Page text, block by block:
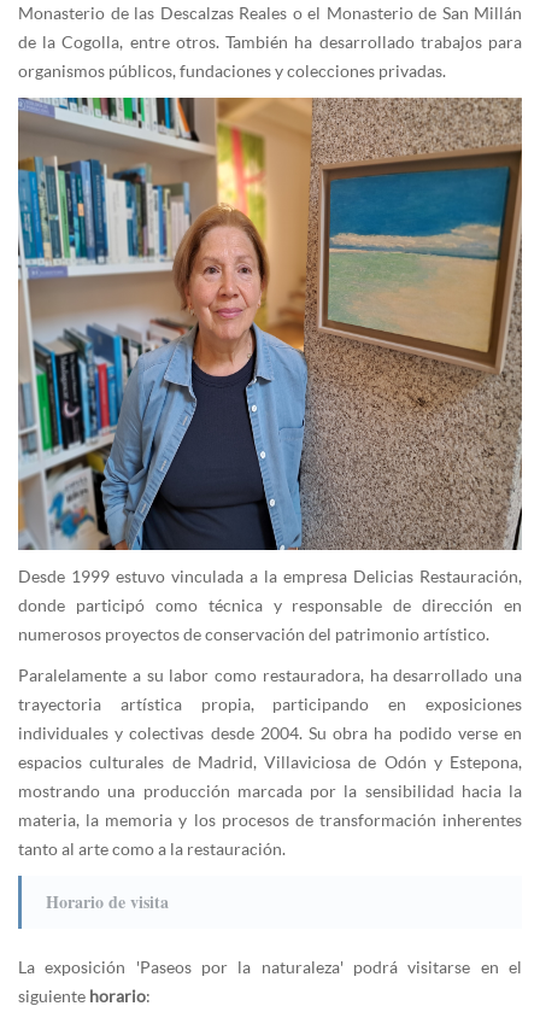
Monasterio de las Descalzas Reales o el Monasterio de San Millán
de la Cogolla, entre otros. También ha desarrollado trabajos para
organismos públicos, fundaciones y colecciones privadas.
Desde 1999 estuvo vinculada a la empresa Delicias Restauración,
donde participó como técnica y responsable de dirección en
numerosos proyectos de conservación del patrimonio artístico.
Paralelamente a su labor como restauradora, ha desarrollado una
trayectoria artística propia, participando en exposiciones
individuales y colectivas desde 2004. Su obra ha podido verse en
espacios culturales de Madrid, Villaviciosa de Odón y Estepona,
mostrando una producción marcada por la sensibilidad hacia la
materia, la memoria y los procesos de transformación inherentes
tanto al arte como a la restauración.
Horario de visita
La exposición 'Paseos por la naturaleza' podrá visitarse en el
siguiente horario: